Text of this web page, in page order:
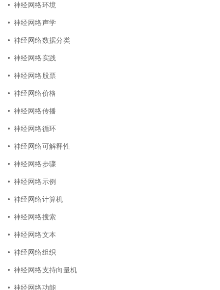
神经网络环境
神经网络声学
神经网络数据分类
神经网络实践
神经网络股票
神经网络价格
神经网络传播
神经网络循环
神经网络可解释性
神经网络步骤
神经网络示例
神经网络计算机
神经网络搜索
神经网络文本
神经网络组织
神经网络支持向量机
神经网络功能